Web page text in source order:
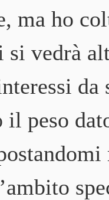
ma ho
si vedrà
da
peso